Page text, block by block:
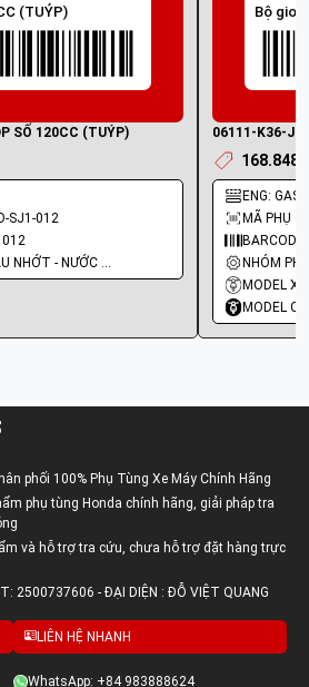
(TUÝP)
SỐ 120CC (TUÝP)
SJ1-012
NHÓM PHỤ TÙNG: DẦU NHỚT - NƯỚC MÁT
Bộ
06111-K36-
168.848
ENG:
MÃ PHỤ
MODEL
MODEL
phối 100% Phụ Tùng Xe Máy Chính Hãng
phụ tùng Honda chính hãng, giải pháp tra
và hỗ trợ tra cứu, chưa hỗ trợ đặt hàng trực
2500737606 - ĐẠI DIỆN : ĐỖ VIỆT QUANG
LIÊN HỆ NHANH
WhatsApp: +84 983888624